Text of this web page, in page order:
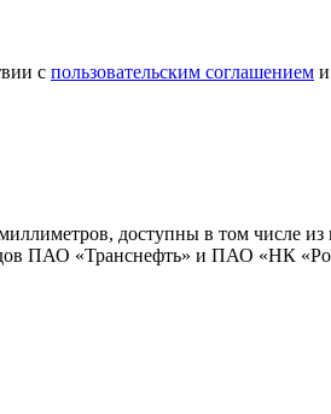
с пользовательским соглашением и
доступны в том числе
ПАО «Транснефть» и ПАО «НК